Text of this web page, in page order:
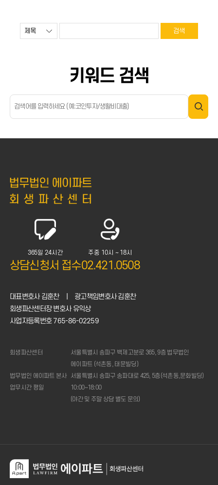
키워드 검색
365일 24시간
상담신청서 접수
주중 10시 ~ 18시
02.421.0508
대표변호사 김훈찬
광고책임변호사 김훈찬
회생파산센터장 변호사 유익상
사업자등록번호 765-86-02259
회생파산센터
서울특별시 송파구 백제고분로 365, 9층 법무법인
에이파트 (석촌동, 태문빌딩)
법무법인 에이파트 본사
서울특별시 송파구 송파대로 425, 5층(석촌동,문화빌딩)
업무시간 평일
10:00~18:00
(야간 및 주말 상담 별도 문의)